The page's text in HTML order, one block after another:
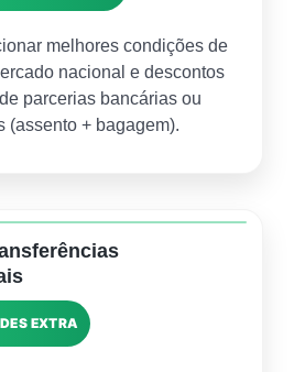
melhores condições de
nacional e descontos
parcerias bancárias ou
(assento + bagagem).
EXTRA